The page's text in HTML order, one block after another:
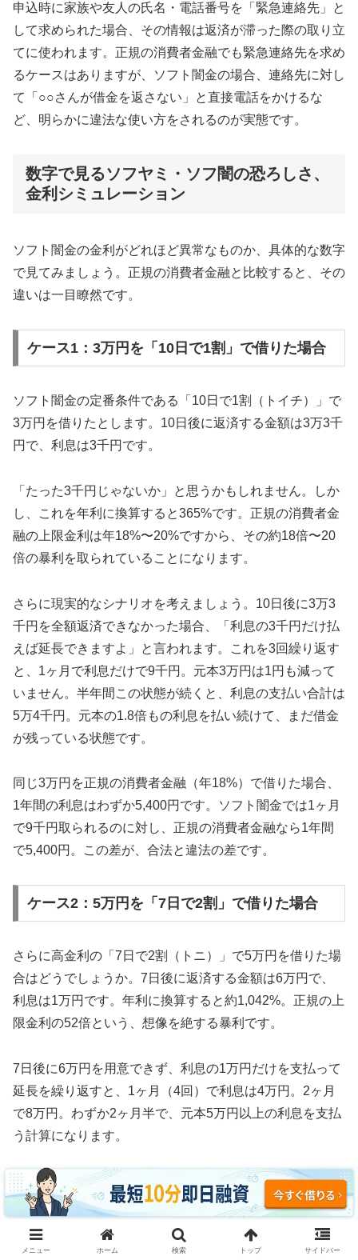
申込時に家族や友人の氏名・電話番号を「緊急連絡先」と
して求められた場合、その情報は返済が滞った際の取り立
てに使われます。正規の消費者金融でも緊急連絡先を求め
るケースはありますが、ソフト闇金の場合、連絡先に対し
て「○○さんが借金を返さない」と直接電話をかけるな
ど、明らかに違法な使い方をされるのが実態です。
数字で見るソフヤミ・ソフ闇の恐ろしさ、
金利シミュレーション
ソフト闇金の金利がどれほど異常なものか、具体的な数字
で見てみましょう。正規の消費者金融と比較すると、その
違いは一目瞭然です。
ケース1：3万円を「10日で1割」で借りた場合
ソフト闇金の定番条件である「10日で1割（トイチ）」で
3万円を借りたとします。10日後に返済する金額は3万3千
円で、利息は3千円です。
「たった3千円じゃないか」と思うかもしれません。しか
し、これを年利に換算すると365%です。正規の消費者金
融の上限金利は年18%〜20%ですから、その約18倍〜20
倍の暴利を取られていることになります。
さらに現実的なシナリオを考えましょう。10日後に3万3
千円を全額返済できなかった場合、「利息の3千円だけ払
えば延長できますよ」と言われます。これを3回繰り返す
と、1ヶ月で利息だけで9千円。元本3万円は1円も減って
いません。半年間この状態が続くと、利息の支払い合計は
5万4千円。元本の1.8倍もの利息を払い続けて、まだ借金
が残っている状態です。
同じ3万円を正規の消費者金融（年18%）で借りた場合、
1年間の利息はわずか5,400円です。ソフト闇金では1ヶ月
で9千円取られるのに対し、正規の消費者金融なら1年間
で5,400円。この差が、合法と違法の差です。
ケース2：5万円を「7日で2割」で借りた場合
さらに高金利の「7日で2割（トニ）」で5万円を借りた場
合はどうでしょうか。7日後に返済する金額は6万円で、
利息は1万円です。年利に換算すると約1,042%。正規の上
限金利の52倍という、想像を絶する暴利です。
7日後に6万円を用意できず、利息の1万円だけを支払って
延長を繰り返すと、1ヶ月（4回）で利息は4万円。2ヶ月
で8万円。わずか2ヶ月半で、元本5万円以上の利息を支払
う計算になります。
3ヶ月続けた場合、利息の支払い総額は約12万円。元本5
万円の2.4倍の利息を取られ、それでも借金は減っていま
せん。これがソフト闇金の実態です。
メニュー ホーム 検索 トップ サイドバー